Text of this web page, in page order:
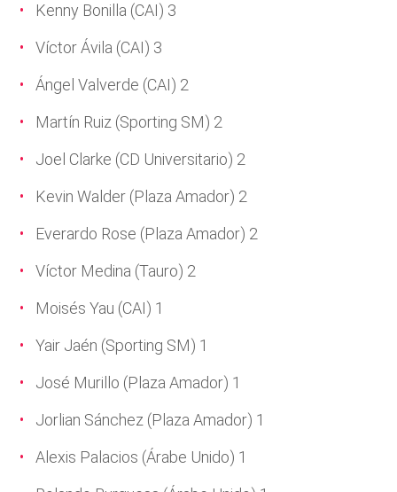
Kenny Bonilla (CAI) 3
Víctor Ávila (CAI) 3
Ángel Valverde (CAI) 2
Martín Ruiz (Sporting SM) 2
Joel Clarke (CD Universitario) 2
Kevin Walder (Plaza Amador) 2
Everardo Rose (Plaza Amador) 2
Víctor Medina (Tauro) 2
Moisés Yau (CAI) 1
Yair Jaén (Sporting SM) 1
José Murillo (Plaza Amador) 1
Jorlian Sánchez (Plaza Amador) 1
Alexis Palacios (Árabe Unido) 1